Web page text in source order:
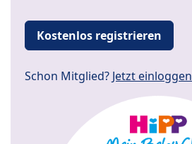
Kostenlos registrieren
Schon Mitglied? Jetzt einloggen